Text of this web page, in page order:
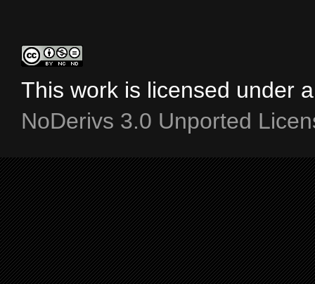
This work is licensed under
NoDerivs 3.0 Unported